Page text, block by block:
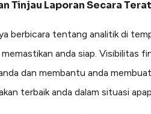
Tinjau Laporan Secara
berbicara tentang analitik di
anda siap. Visibilitas
dan membantu anda
terbaik anda dalam situasi